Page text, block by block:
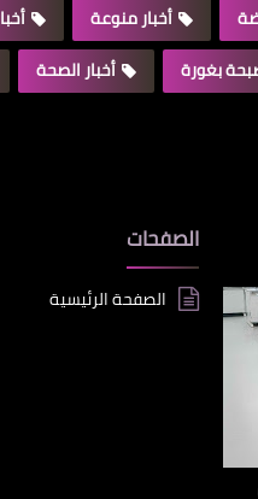
أخبار منوعة
بغورة أخبار الصحة
الصفحات
الصفحة الرئيسية